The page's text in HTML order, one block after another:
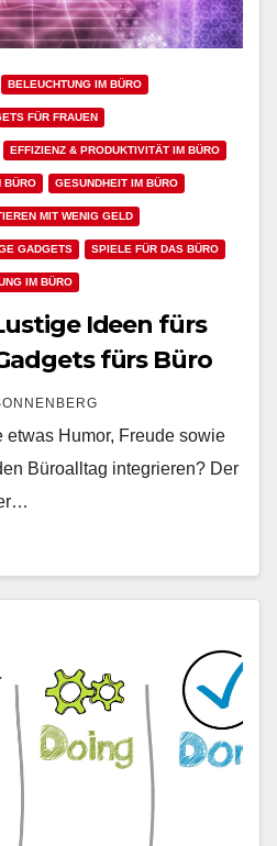
BELEUCHTUNG IM BÜRO
FÜR FRAUEN
EFFIZIENZ & PRODUKTIVITÄT IM BÜRO
BÜRO GESUNDHEIT IM BÜRO
MIT WENIG GELD
GADGETS SPIELE FÜR DAS BÜRO
IM BÜRO
Ideen fürs
fürs Büro
etwas Humor, Freude sowie
Büroalltag integrieren? Der